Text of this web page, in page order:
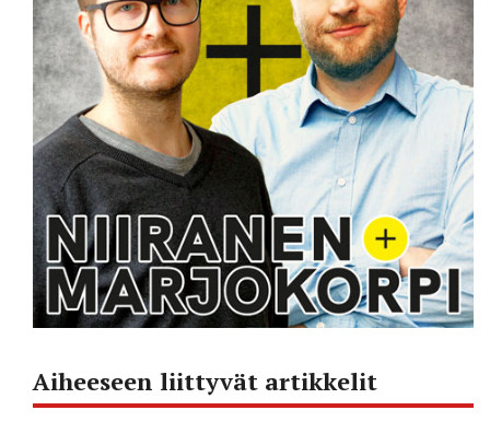
Aiheeseen liittyvät artikkelit